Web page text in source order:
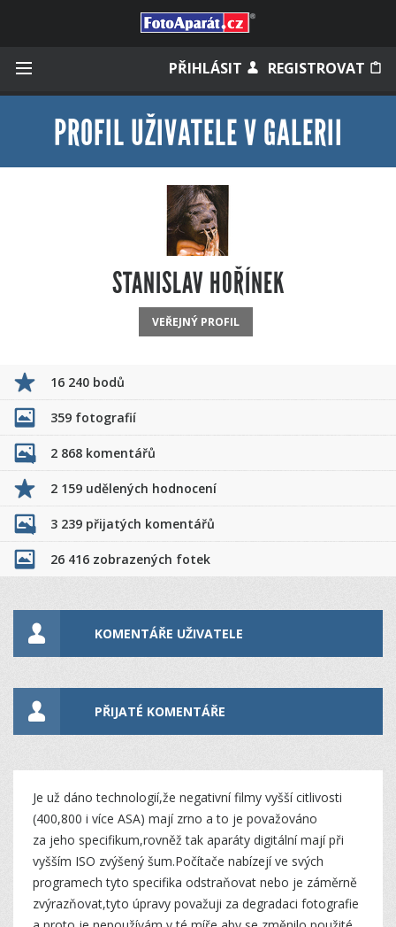
PŘIHLÁSIT REGISTROVAT
Zapomněli jste heslo?
Měli jste účet na starém webu?
PROFIL UŽIVATELE V GALERII
STANISLAV HOŘÍNEK
VEŘEJNÝ PROFIL
16 240 bodů
359 fotografií
2 868 komentářů
2 159 udělených hodnocení
3 239 přijatých komentářů
26 416 zobrazených fotek
KOMENTÁŘE UŽIVATELE
PŘIJATÉ KOMENTÁŘE
Je už dáno technologií,že negativní filmy vyšší citlivosti
(400,800 i více ASA) mají zrno a to je považováno
za jeho specifikum,rovněž tak aparáty digitální mají při
vyšším ISO zvýšený šum.Počítače nabízejí ve svých
programech tyto specifika odstraňovat nebo je záměrně
zvýrazňovat,tyto úpravy považuji za degradaci fotografie